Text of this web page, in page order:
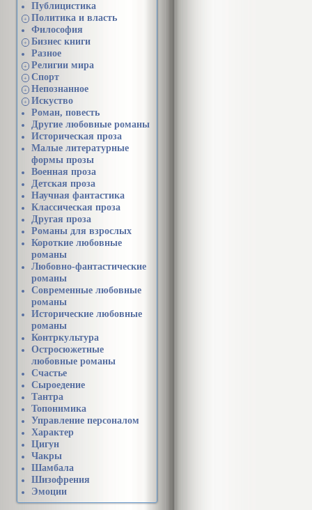
Публицистика
+
Политика и власть
Философия
+
Бизнес книги
Разное
+ Религии мира
+ Спорт
+ Непознанное
+
Искуство
Роман, повесть
Другие любовные романы
Историческая проза
Малые литературные
формы прозы
Военная проза
Детская проза
Научная фантастика
Классическая проза
Другая проза
Романы для взрослых
Короткие любовные
романы
Любовно-фантастические
романы
Современные любовные
романы
Исторические любовные
романы
Контркультура
Остросюжетные
любовные романы
Счастье
Сыроедение
Тантра
Топонимика
Управление персоналом
Характер
Цигун
Чакры
Шамбала
Шизофрения
Эмоции